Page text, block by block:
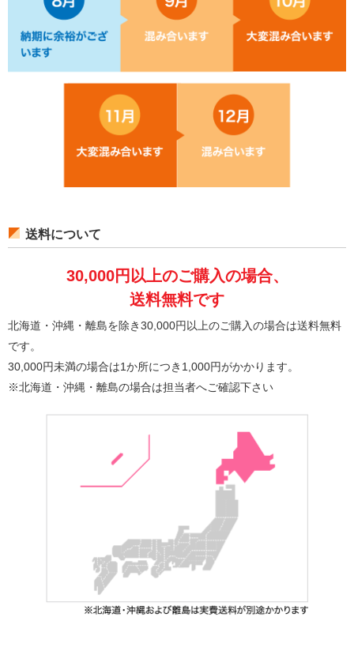
送料について
30,000円以上のご購入の場合、
送料無料です
北海道・沖縄・離島を除き30,000円以上のご購入の場合は送料無料
です。
30,000円未満の場合は1か所につき1,000円がかかります。
※北海道・沖縄・離島の場合は担当者へご確認下さい